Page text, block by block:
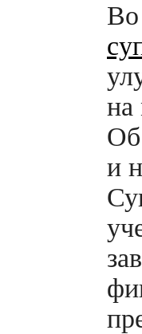
Во
на
Об
и